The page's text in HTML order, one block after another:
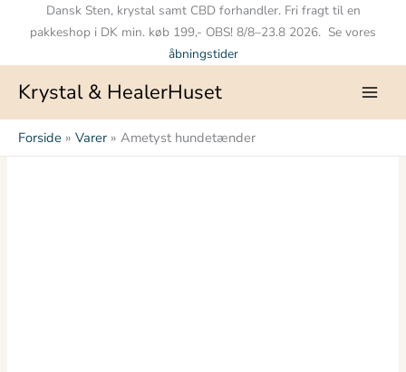
Dansk Sten, krystal samt CBD forhandler. Fri fragt til en
pakkeshop i DK min. køb 199,- OBS! 8/8–23.8 2026. Se vores
åbningstider
Krystal & HealerHuset
Forside Varer Ametyst hundetænder